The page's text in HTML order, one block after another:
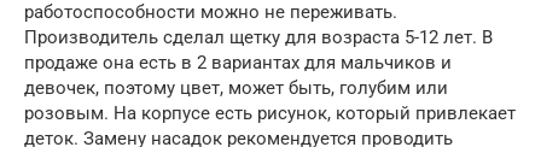
работоспособности можно не переживать.
Производитель сделал щетку для возраста 5-12 лет. В
продаже она есть в 2 вариантах для мальчиков и
девочек, поэтому цвет, может быть, голубим или
розовым. На корпусе есть рисунок, который привлекает
деток. Замену насадок рекомендуется проводить